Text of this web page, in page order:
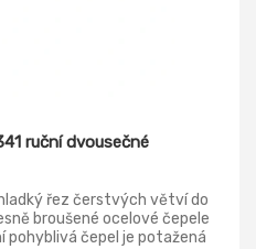
ruční dvousečné
řez čerstvých větví do
broušené ocelové čepele
pohyblivá čepel je potažená